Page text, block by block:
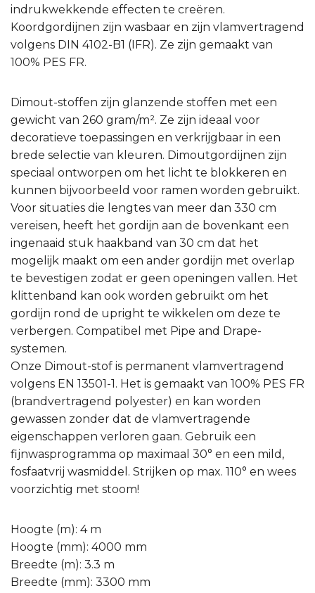
indrukwekkende effecten te creëren.
Koordgordijnen zijn wasbaar en zijn vlamvertragend
volgens DIN 4102-B1 (IFR). Ze zijn gemaakt van
100% PES FR.
Dimout-stoffen zijn glanzende stoffen met een
gewicht van 260 gram/m². Ze zijn ideaal voor
decoratieve toepassingen en verkrijgbaar in een
brede selectie van kleuren. Dimoutgordijnen zijn
speciaal ontworpen om het licht te blokkeren en
kunnen bijvoorbeeld voor ramen worden gebruikt.
Voor situaties die lengtes van meer dan 330 cm
vereisen, heeft het gordijn aan de bovenkant een
ingenaaid stuk haakband van 30 cm dat het
mogelijk maakt om een ander gordijn met overlap
te bevestigen zodat er geen openingen vallen. Het
klittenband kan ook worden gebruikt om het
gordijn rond de upright te wikkelen om deze te
verbergen. Compatibel met Pipe and Drape-
systemen.
Onze Dimout-stof is permanent vlamvertragend
volgens EN 13501-1. Het is gemaakt van 100% PES FR
(brandvertragend polyester) en kan worden
gewassen zonder dat de vlamvertragende
eigenschappen verloren gaan. Gebruik een
fijnwasprogramma op maximaal 30° en een mild,
fosfaatvrij wasmiddel. Strijken op max. 110° en wees
voorzichtig met stoom!
Hoogte (m): 4 m
Hoogte (mm): 4000 mm
Breedte (m): 3.3 m
Breedte (mm): 3300 mm